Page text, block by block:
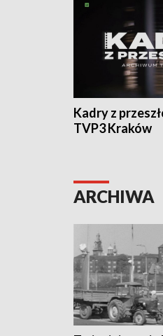
Kadry z
TVP3 Kraków
ARCHIWA